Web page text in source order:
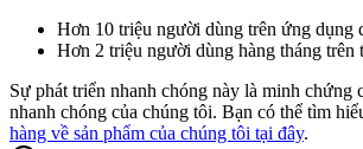
Hơn 10 triệu người dùng trên ứng dụng
Hơn 2 triệu người dùng hàng tháng trên
Sự phát triển nhanh chóng này là minh chứng
nhanh chóng của chúng tôi. Bạn có thể tìm
hàng về sản phẩm của chúng tôi tại đây.